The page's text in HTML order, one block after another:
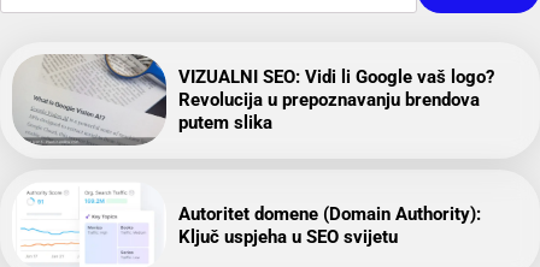
VIZUALNI SEO: Vidi li Google vaš logo?
Revolucija u prepoznavanju brendova
putem slika
Autoritet domene (Domain Authority):
Ključ uspjeha u SEO svijetu